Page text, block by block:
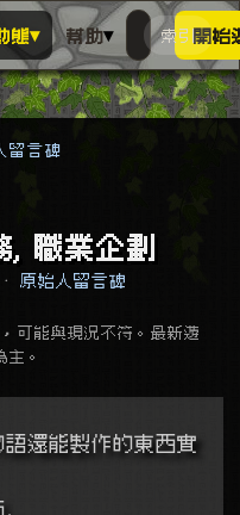
態▾ 幫助▾
搜尋萬物
搜人物、
索引開始
留言碑
職業企劃
· 原始人留言碑
可能與現況不符。最新遊
主。
還能製作的東西實
,